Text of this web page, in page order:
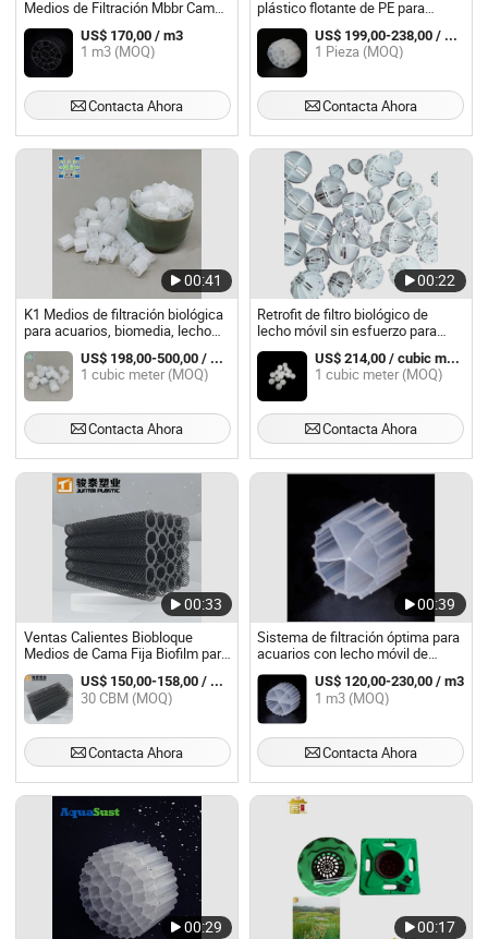
Medios de Filtración Mbbr Cama
Móvil Mbbr
US$ 170,00 / m3
1 m3 (MOQ)
Contacta Ahora
plástico flotante de PE para
equipos de aireación
US$ 199,00-238,00 / Cubic Meter
1 Pieza (MOQ)
Contacta Ahora
00:41
K1 Medios de filtración biológica
para acuarios, biomedia, lecho
móvil de biofilm
US$ 198,00-500,00 / cubic meter
1 cubic meter (MOQ)
Contacta Ahora
00:22
Retrofit de filtro biológico de
lecho móvil sin esfuerzo para
acuicultura de camarones, medio
de filtro biológico PE MBBR
US$ 214,00 / cubic meter
1 cubic meter (MOQ)
Contacta Ahora
00:33
Ventas Calientes Biobloque
Medios de Cama Fija Biofilm para
Sumideros de Escorrentía de
Aguas Pluviales
US$ 150,00-158,00 / CBM
30 CBM (MOQ)
Contacta Ahora
00:39
Sistema de filtración óptima para
acuarios con lecho móvil de
biomedia confiable
US$ 120,00-230,00 / m3
1 m3 (MOQ)
Contacta Ahora
00:29 00:17